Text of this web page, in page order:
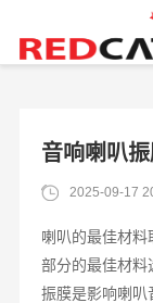
音响喇叭
2025-09-17
喇叭的最佳材
部分的最佳材料
振膜是影响喇叭